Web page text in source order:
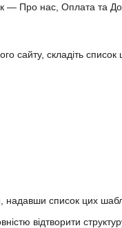
— Про нас, Оплата та
сайту, складіть
надавши список цих
відтворити